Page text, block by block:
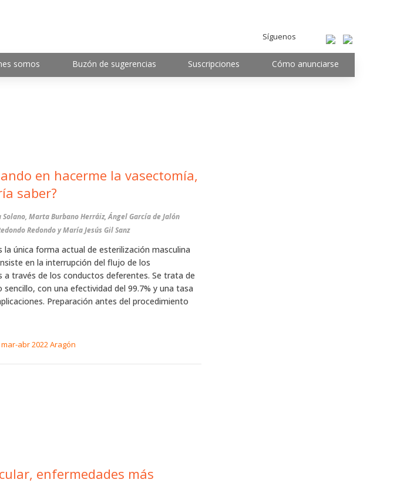
Síguenos
somos Buzón de sugerencias Suscripciones Cómo anunciarse
en hacerme la vasectomía,
saber?
Marta Burbano Herráiz, Ángel García de Jalón
Redondo y María Jesús Gil Sanz
la única forma actual de esterilización masculina
en la interrupción del flujo de los
a través de los conductos deferentes. Se trata de
con una efectividad del 99.7% y una tasa
Preparación antes del procedimiento
mar-abr 2022 Aragón
enfermedades más